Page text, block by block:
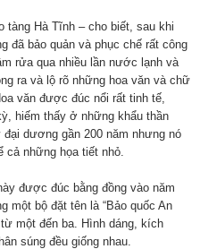
tàng Hà Tĩnh – cho biết, sau khi
đã bảo quản và phục chế rất công
rửa qua nhiều lần nước lạnh và
ra và lộ rõ những hoa văn và chữ
văn được đúc nổi rất tinh tế,
hiếm thấy ở những khẩu thần
dương gần 200 năm nhưng nó
những họa tiết nhỏ.
được đúc bằng đồng vào năm
một bộ đặt tên là “Bảo quốc An
một đến ba. Hình dáng, kích
súng đều giống nhau.